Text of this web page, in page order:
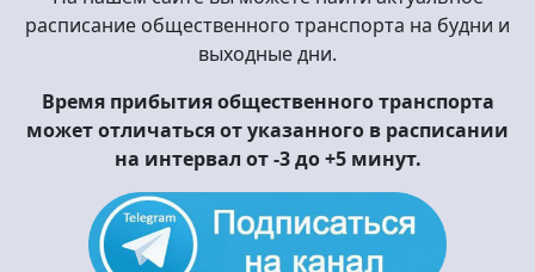
расписание общественного транспорта на будни и
выходные дни.
Время прибытия общественного транспорта
может отличаться от указанного в расписании
на интервал от -3 до +5 минут.